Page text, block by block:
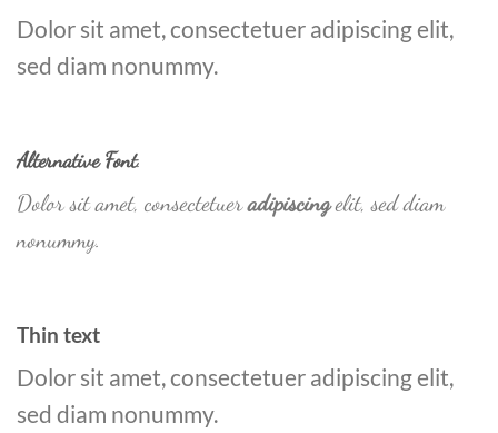
Dolor sit amet, consectetuer adipiscing elit,
sed diam nonummy.
Alternative Font.
Dolor sit amet, consectetueradipiscingelit, sed diam
nonummy.
Thin text
Dolor sit amet, consectetuer adipiscing elit,
sed diam nonummy.